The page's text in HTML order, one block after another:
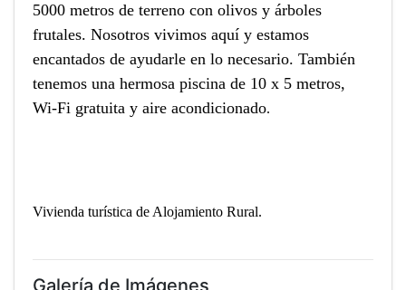
5000 metros de terreno con olivos y árboles
frutales. Nosotros vivimos aquí y estamos
encantados de ayudarle en lo necesario. También
tenemos una hermosa piscina de 10 x 5 metros,
Wi-Fi gratuita y aire acondicionado.
Vivienda turística de Alojamiento Rural.
Galería de Imágenes